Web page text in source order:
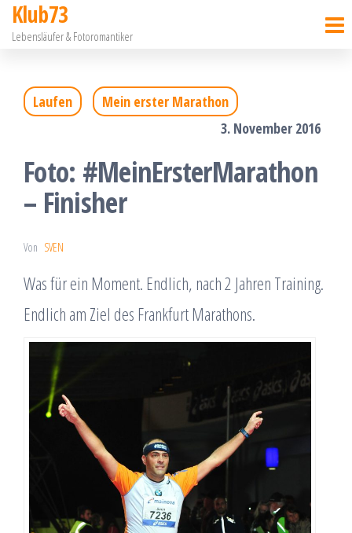
Zum
Inhalt
Klub73
Lebensläufer & Fotoromantiker
Laufen
Mein erster Marathon
3. November 2016
Foto: #MeinErsterMarathon
– Finisher
Von SVEN
Was für ein Moment. Endlich, nach 2 Jahren Training.
Endlich am Ziel des Frankfurt Marathons.